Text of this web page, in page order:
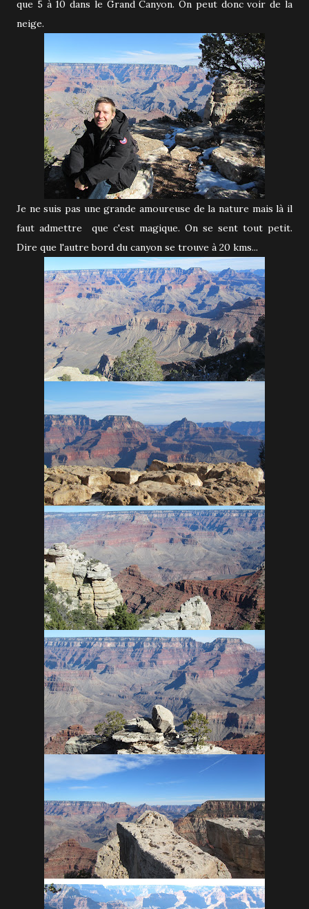
que 5 à 10 dans le Grand Canyon. On peut donc voir de la
neige.
Je ne suis pas une grande amoureuse de la nature mais là il
faut admettre que c'est magique. On se sent tout petit.
Dire que l'autre bord du canyon se trouve à 20 kms...